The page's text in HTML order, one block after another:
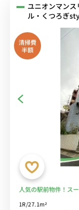
ユニオンマン
ル・くつろぎ
清掃費
半額
人気の駅前物件！ス
1R/27.1m²